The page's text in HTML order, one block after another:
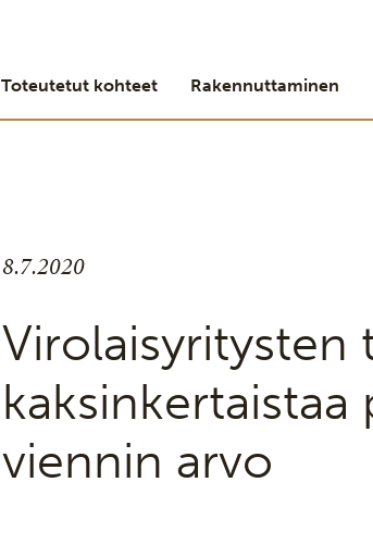
Toteutetut kohteet Rakennuttaminen
8.7.2020
Virolaisyritysten
viennin arvo